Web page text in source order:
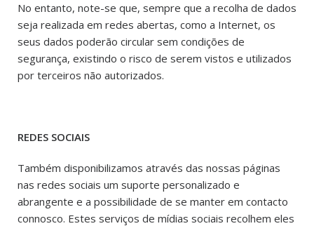
No entanto, note-se que, sempre que a recolha de dados
seja realizada em redes abertas, como a Internet, os
seus dados poderão circular sem condições de
segurança, existindo o risco de serem vistos e utilizados
por terceiros não autorizados.
REDES SOCIAIS
Também disponibilizamos através das nossas páginas
nas redes sociais um suporte personalizado e
abrangente e a possibilidade de se manter em contacto
connosco. Estes serviços de mídias sociais recolhem eles